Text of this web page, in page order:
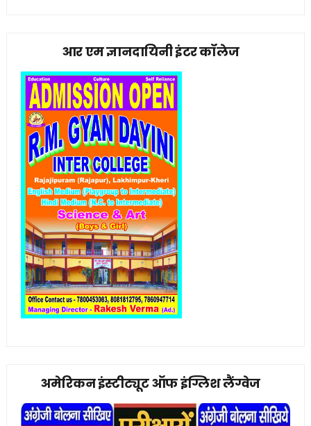
आर एम ज्ञानदायिनी इंटर कॉलेज
अमेरिकन इंस्टीट्यूट ऑफ इंग्लिश लैंग्वेज